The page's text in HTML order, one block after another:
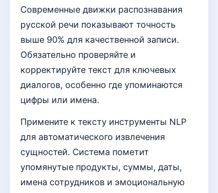
Современные движки распознавания
русской речи показывают точность
выше 90% для качественной записи.
Обязательно проверяйте и
корректируйте текст для ключевых
диалогов, особенно где упоминаются
цифры или имена.
Примените к тексту инструменты NLP
для автоматического извлечения
сущностей. Система пометит
упомянутые продукты, суммы, даты,
имена сотрудников и эмоциональную